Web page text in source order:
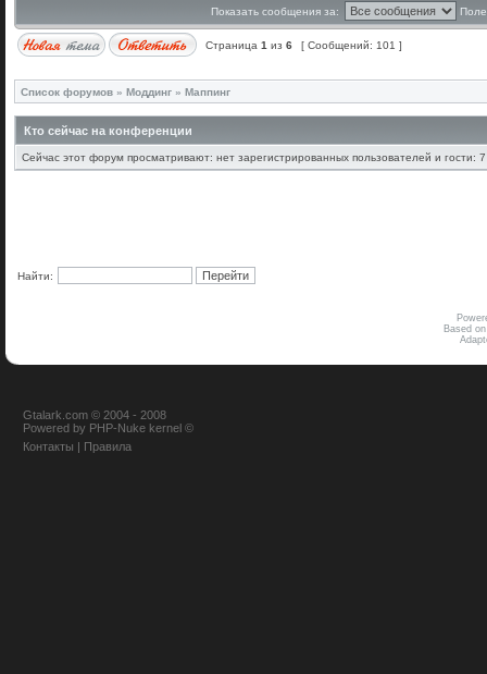
Показать сообщения за:
Страница 1 из 6 [ Сообщений: 101 ]
Список форумов » Моддинг » Маппинг
Кто сейчас на конференции
Сейчас этот форум просматривают: нет зарегистрированных пользователей и гости: 7
Найти:
Based
Gtalark.com © 2004 - 2008
Powered by PHP-Nuke kernel ©
Контакты | Правила